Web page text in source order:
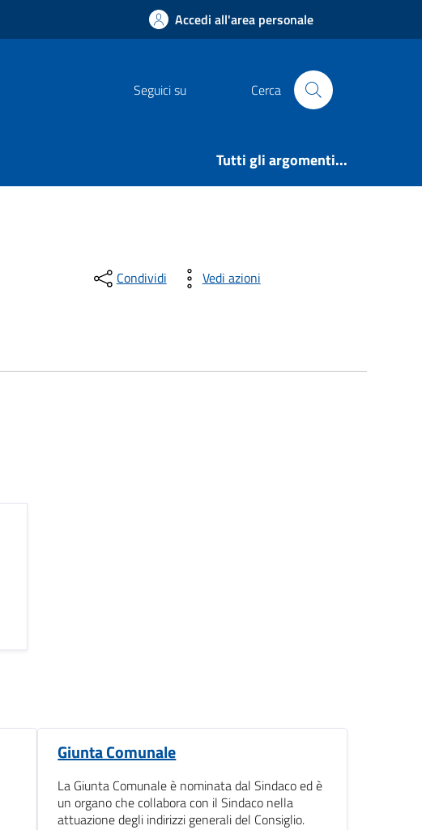
Accedi all'area personale
Seguici su Cerca
Tutti gli argomenti...
Condividi Vedi azioni
Giunta Comunale
La Giunta Comunale è nominata dal Sindaco ed è
un organo che collabora con il Sindaco nella
attuazione degli indirizzi generali del Consiglio.